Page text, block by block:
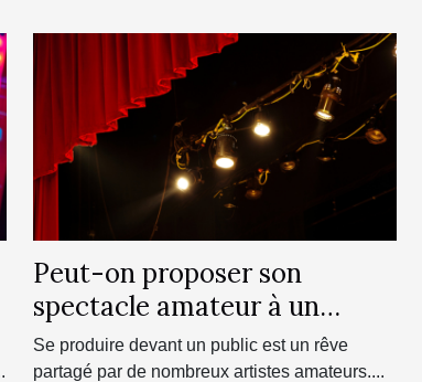
Peut-on proposer son
spectacle amateur à un
théâtre ?
Se produire devant un public est un rêve
partagé par de nombreux artistes amateurs....